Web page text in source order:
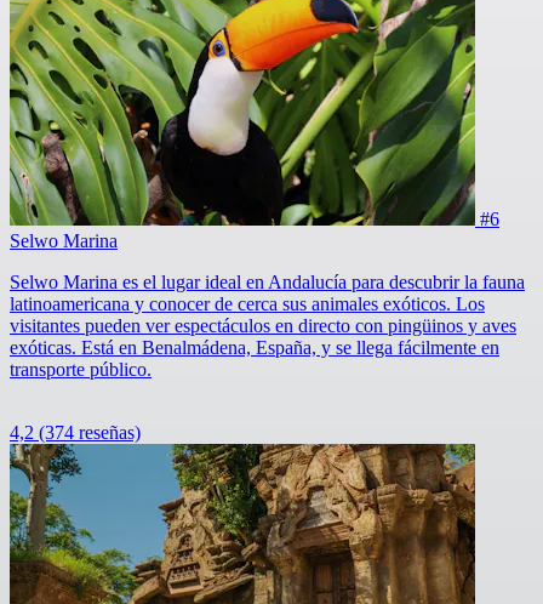
#6
Selwo Marina
Selwo Marina es el lugar ideal en Andalucía para descubrir la fauna
latinoamericana y conocer de cerca sus animales exóticos. Los
visitantes pueden ver espectáculos en directo con pingüinos y aves
exóticas. Está en Benalmádena, España, y se llega fácilmente en
transporte público.
4,2 (374 reseñas)